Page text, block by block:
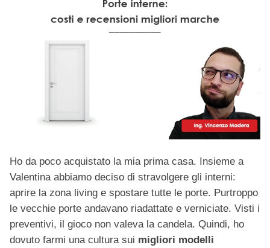
Ho da poco acquistato la mia prima casa. Insieme a
Valentina abbiamo deciso di stravolgere gli interni:
aprire la zona living e spostare tutte le porte. Purtroppo
le vecchie porte andavano riadattate e verniciate. Visti i
preventivi, il gioco non valeva la candela. Quindi, ho
dovuto farmi una cultura sui migliori modelli